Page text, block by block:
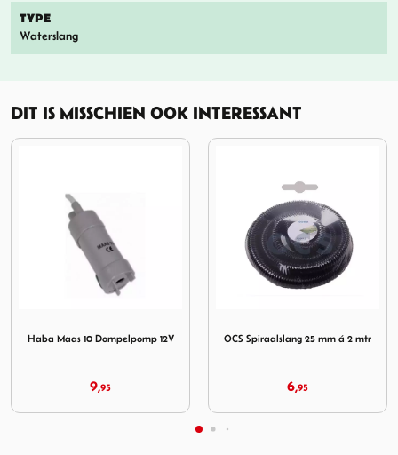
TYPE
Waterslang
DIT IS MISSCHIEN OOK INTERESSANT
OCS Spiraalslang 25 mm á 2 mtr slangklem spiraal 25 mm